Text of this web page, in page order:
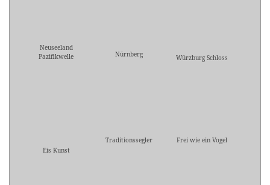
Neuseeland
Pazifikwelle
Nürnberg Würzburg Schloss
Eis Kunst
Traditionssegler Frei wie ein Vogel